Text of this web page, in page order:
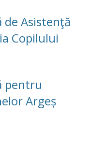
de Asistenţă
Copilului
pentru
Argeș